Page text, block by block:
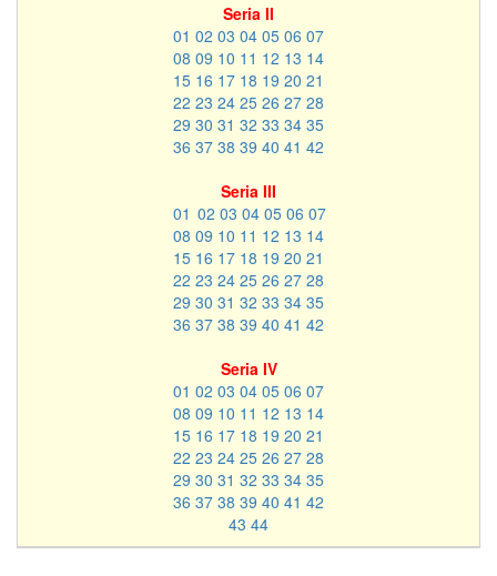
Seria II
01 02 03 04 05 06 07
08 09 10 11 12 13 14
15 16 17 18 19 20 21
22 23 24 25 26 27 28
29 30 31 32 33 34 35
36 37 38 39 40 41 42
Seria III
01 02 03 04 05 06 07
08 09 10 11 12 13 14
15 16 17 18 19 20 21
22 23 24 25 26 27 28
29 30 31 32 33 34 35
36 37 38 39 40 41 42
Seria IV
01 02 03 04 05 06 07
08 09 10 11 12 13 14
15 16 17 18 19 20 21
22 23 24 25 26 27 28
29 30 31 32 33 34 35
36 37 38 39 40 41 42
43 44